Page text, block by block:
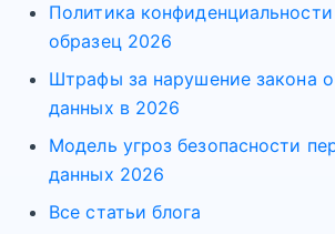
Политика
образец 2026
Штрафы за нарушение закона
данных в 2026
Модель угроз безопасности
данных 2026
Все статьи блога